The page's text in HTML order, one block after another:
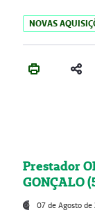
NOVAS
Prestador
GONÇALO
07 de Agosto de